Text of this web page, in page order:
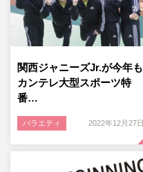
関西ジャニーズJr.が今年も
カンテレ大型スポーツ特
番…
バラエティ 2022年12月27日